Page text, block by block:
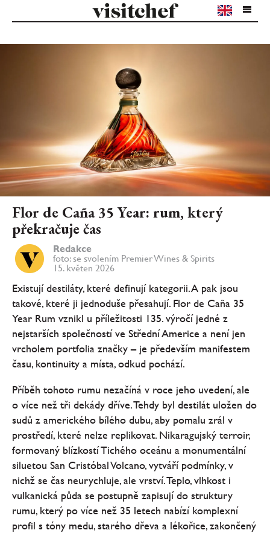
Flor de Caña 35 Year: rum, který
překračuje čas
Redakce
foto: se svolením Premier Wines & Spirits
15. květen 2026
Existují destiláty, které definují kategorii. A pak jsou
takové, které ji jednoduše přesahují. Flor de Caña 35
Year Rum vznikl u příležitosti 135. výročí jedné z
nejstarších společností ve Střední Americe a není jen
vrcholem portfolia značky – je především manifestem
času, kontinuity a místa, odkud pochází.
Příběh tohoto rumu nezačíná v roce jeho uvedení, ale
o více než tři dekády dříve. Tehdy byl destilát uložen do
sudů z amerického bílého dubu, aby pomalu zrál v
prostředí, které nelze replikovat. Nikaragujský terroir,
formovaný blízkostí Tichého oceánu a monumentální
siluetou San Cristóbal Volcano, vytváří podmínky, v
nichž se čas neurychluje, ale vrství. Teplo, vlhkost i
vulkanická půda se postupně zapisují do struktury
rumu, který po více než 35 letech nabízí komplexní
profil s tóny medu, starého dřeva a lékořice, zakončený